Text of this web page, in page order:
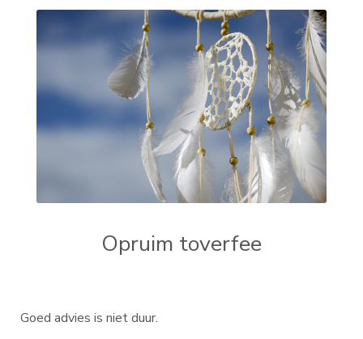
Opruim toverfee
Goed advies is niet duur.